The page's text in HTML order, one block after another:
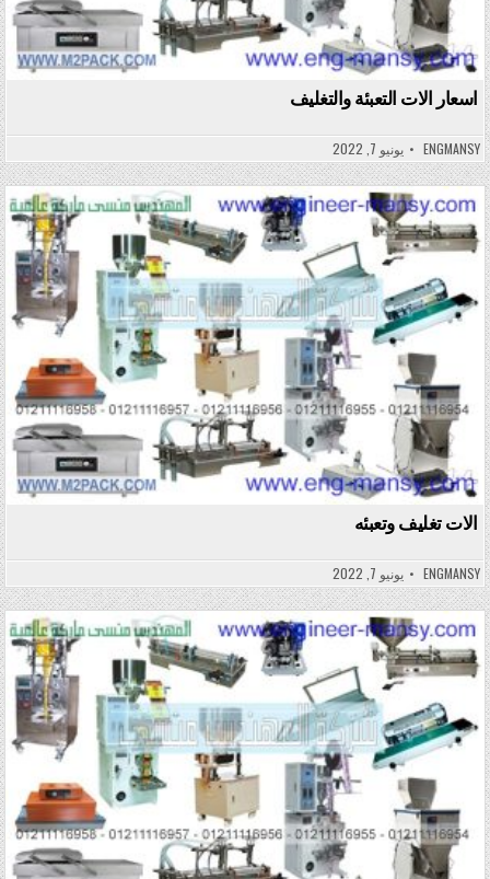
اسعار الات التعبئة والتغليف
ENGMANSY يونيو 7, 2022
Posted in
الات تغليف وتعبئه
ENGMANSY يونيو 7, 2022
Posted in